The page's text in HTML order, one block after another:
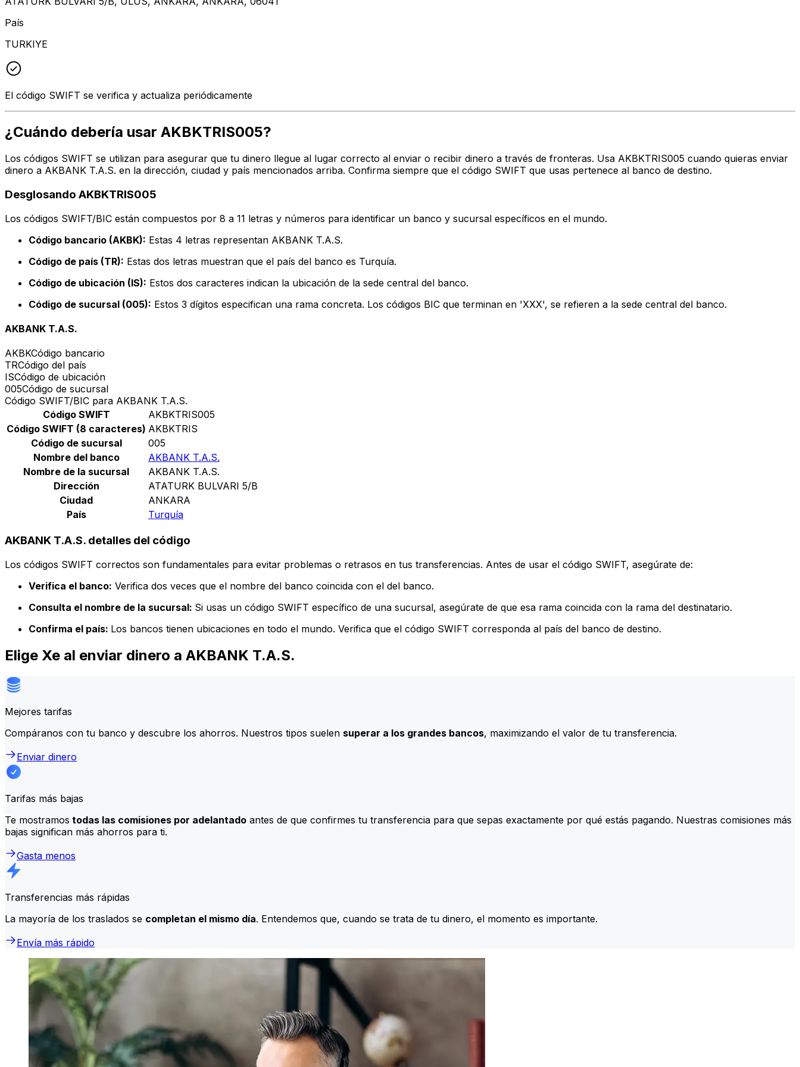
País
TURKIYE
El código SWIFT se verifica y actualiza periódicamente
¿Cuándo debería usar AKBKTRIS005?
Los códigos SWIFT se utilizan para asegurar que tu dinero llegue al lugar correcto al enviar o recibir dinero a través de fronteras. Usa AKBKTRIS005 cuando quieras enviar
dinero a AKBANK T.A.S. en la dirección, ciudad y país mencionados arriba. Confirma siempre que el código SWIFT que usas pertenece al banco de destino.
Desglosando AKBKTRIS005
Los códigos SWIFT/BIC están compuestos por 8 a 11 letras y números para identificar un banco y sucursal específicos en el mundo.
Código bancario (AKBK): Estas 4 letras representan AKBANK T.A.S.
Código de país (TR): Estas dos letras muestran que el país del banco es Turquía.
Código de ubicación (IS): Estos dos caracteres indican la ubicación de la sede central del banco.
Código de sucursal (005): Estos 3 dígitos especifican una rama concreta. Los códigos BIC que terminan en 'XXX', se refieren a la sede central del banco.
AKBANK T.A.S.
AKBKCódigo bancario
TRCódigo del país
ISCódigo de ubicación
005Código de sucursal
Código SWIFT/BIC para AKBANK T.A.S.
Código SWIFT
AKBKTRIS005
Código SWIFT (8 caracteres) AKBKTRIS
Código de sucursal
005
Nombre del banco
AKBANK T.A.S.
Nombre de la sucursal
AKBANK T.A.S.
Dirección
ATATURK BULVARI 5/B
Ciudad
ANKARA
País
Turquía
AKBANK T.A.S. detalles del código
Los códigos SWIFT correctos son fundamentales para evitar problemas o retrasos en tus transferencias. Antes de usar el código SWIFT, asegúrate de:
Verifica el banco: Verifica dos veces que el nombre del banco coincida con el del banco.
Consulta el nombre de la sucursal: Si usas un código SWIFT específico de una sucursal, asegúrate de que esa rama coincida con la rama del destinatario.
Confirma el país: Los bancos tienen ubicaciones en todo el mundo. Verifica que el código SWIFT corresponda al país del banco de destino.
Elige Xe al enviar dinero a AKBANK T.A.S.
Mejores tarifas
Compáranos con tu banco y descubre los ahorros. Nuestros tipos suelen superar a los grandes bancos, maximizando el valor de tu transferencia.
Enviar dinero
Tarifas más bajas
Te mostramos todas las comisiones por adelantado antes de que confirmes tu transferencia para que sepas exactamente por qué estás pagando. Nuestras comisiones más
bajas significan más ahorros para ti.
Gasta menos
Transferencias más rápidas
La mayoría de los traslados se completan el mismo día. Entendemos que, cuando se trata de tu dinero, el momento es importante.
Envía más rápido